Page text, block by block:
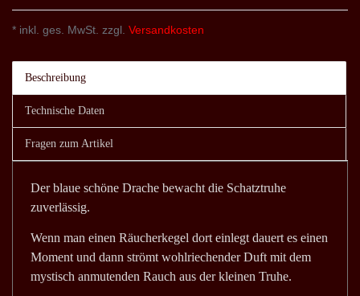
* inkl. ges. MwSt. zzgl. Versandkosten
Beschreibung
Technische Daten
Fragen zum Artikel
Der blaue schöne Drache bewacht die Schatztruhe
zuverlässig.
Wenn man einen Räucherkegel dort einlegt dauert es einen
Moment und dann strömt wohlriechender Duft mit dem
mystisch anmutenden Rauch aus der kleinen Truhe.